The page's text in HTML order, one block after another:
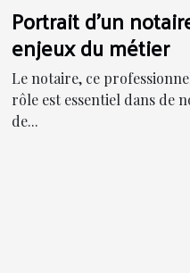
Portrait d'un
enjeux du métier
Le notaire, ce
rôle est essentiel dans de
de...